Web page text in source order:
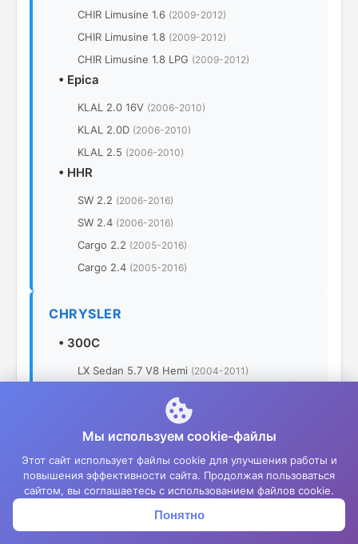
Войти
CHIR Limusine 1.6 (2009-2012)
CHIR Limusine 1.8 (2009-2012)
CHIR Limusine 1.8 LPG (2009-2012)
• Epica
KLAL 2.0 16V (2006-2010)
KLAL 2.0D (2006-2010)
KLAL 2.5 (2006-2010)
• HHR
SW 2.2 (2006-2016)
SW 2.4 (2006-2016)
Cargo 2.2 (2005-2016)
Cargo 2.4 (2005-2016)
CHRYSLER
• 300C
LX Sedan 5.7 V8 Hemi (2004-2011)
LX Touring 2.7 V6(2004-2011)
LX Touring 3.5 V6(2004-2011)
LX Touring 5.7 V8 Hemi AWD(2004-2011)
•Sebring
(2001-2007)
JR Coupe 3.0(2001-2007)
Мы используем cookie-файлы
Этот сайт использует файлы cookie для улучшения работы и
повышения эффективности сайта. Продолжая пользоваться
сайтом, вы соглашаетесь с использованием файлов cookie.
Понятно